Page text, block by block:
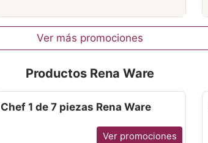
Ver más promociones
Productos Rena Ware
Chef 1 de 7 piezas Rena Ware
Ver promociones